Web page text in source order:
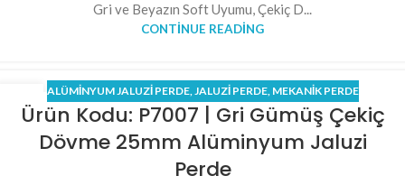
Gri ve Beyazın Soft Uyumu, Çekiç D...
CONTINUE READING
03
NIS
ALÜMINYUM JALUZI PERDE,JALUZI PERDE, MEKANİK PERDE
Ürün Kodu: P7007 | Gri Gümüş Çekiç
Dövme 25mm Alüminyum Jaluzi
Perde